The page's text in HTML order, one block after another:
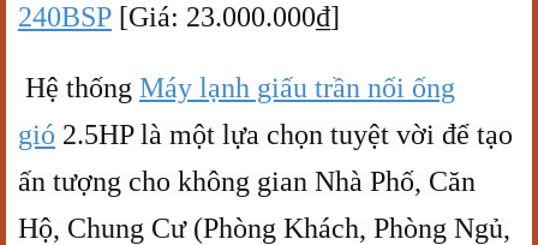
240BSP [Giá: 23.000.000₫]
Hệ thống Máy lạnh giấu trần nối ống
gió 2.5HP là một lựa chọn tuyệt vời để tạo
ấn tượng cho không gian Nhà Phố, Căn
Hộ, Chung Cư (Phòng Khách, Phòng Ngủ,